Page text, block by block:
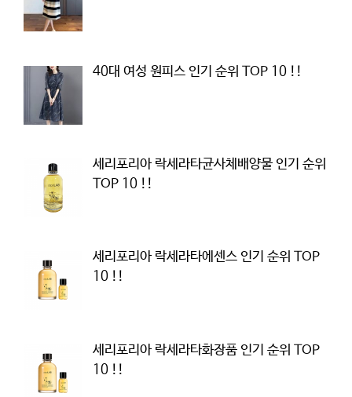
40대 여성 원피스 인기 순위 TOP 10 !!
세리포리아 락세라타균사체배양물 인기 순위
TOP 10 !!
세리포리아 락세라타에센스 인기 순위 TOP
10 !!
세리포리아 락세라타화장품 인기 순위 TOP
10 !!